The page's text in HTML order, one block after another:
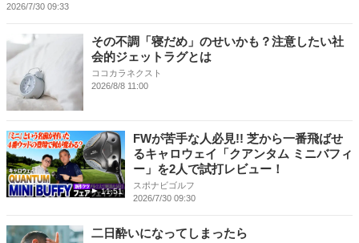
2026/7/30 09:33
その不調「寝だめ」のせいかも？注意したい社
会的ジェットラグとは
ココカラネクスト
2026/8/8 11:00
11:51
FWが苦手な人必見!! 芝から一番飛ばせ
るキャロウェイ「クアンタム ミニバフィ
ー」を2人で試打レビュー！
スポナビゴルフ
2026/7/30 09:30
二日酔いになってしまったら